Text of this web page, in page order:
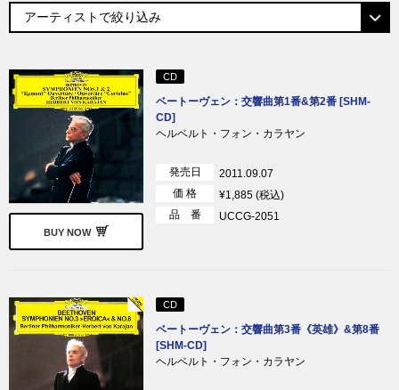
BUY NOW
CD
ベートーヴェン：交響曲第1番&第2番 [SHM-
CD]
ヘルベルト・フォン・カラヤン
発売日
2011.09.07
価 格
¥1,885 (税込)
品 番
UCCG-2051
CD
ベートーヴェン：交響曲第3番《英雄》&第8番
[SHM-CD]
ヘルベルト・フォン・カラヤン